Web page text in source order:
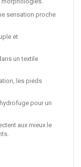
sensation proche
et
un textile
les pieds
pour un
aux mieux le